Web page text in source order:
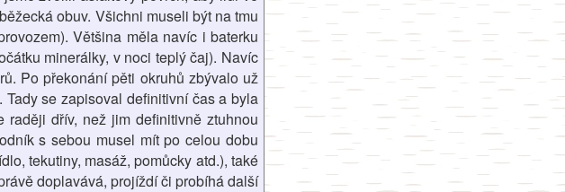
obuv. Všichni museli být na tmu
Většina měla navíc i baterku
minerálky, v noci teplý čaj). Navíc
Po překonání pěti okruhů zbývalo už
se zapisoval definitivní čas a byla
dřív, než jim definitivně ztuhnou
s sebou musel mít po celou dobu
tekutiny, masáž, pomůcky atd.), také
doplavává, projíždí či probíhá další